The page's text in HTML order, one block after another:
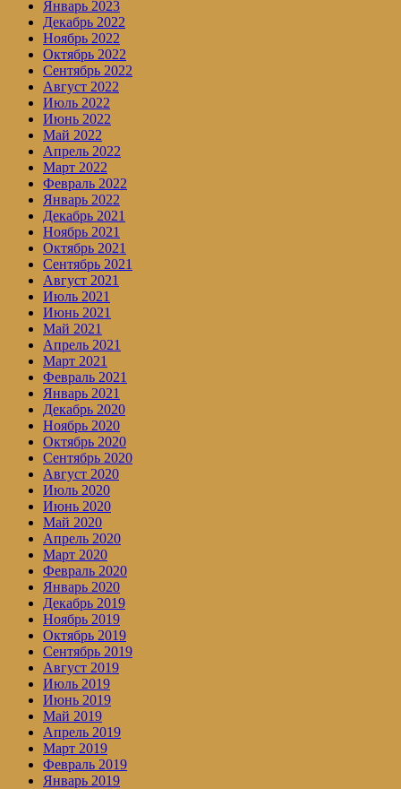
Январь 2023
Декабрь 2022
Ноябрь 2022
Октябрь 2022
Сентябрь 2022
Август 2022
Июль 2022
Июнь 2022
Май 2022
Апрель 2022
Март 2022
Февраль 2022
Январь 2022
Декабрь 2021
Ноябрь 2021
Октябрь 2021
Сентябрь 2021
Август 2021
Июль 2021
Июнь 2021
Май 2021
Апрель 2021
Март 2021
Февраль 2021
Январь 2021
Декабрь 2020
Ноябрь 2020
Октябрь 2020
Сентябрь 2020
Август 2020
Июль 2020
Июнь 2020
Май 2020
Апрель 2020
Март 2020
Февраль 2020
Январь 2020
Декабрь 2019
Ноябрь 2019
Октябрь 2019
Сентябрь 2019
Август 2019
Июль 2019
Июнь 2019
Май 2019
Апрель 2019
Март 2019
Февраль 2019
Январь 2019